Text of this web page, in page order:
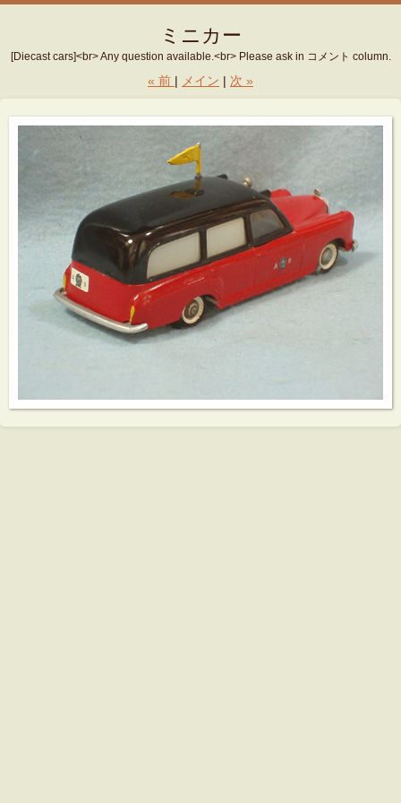
ミニカー
[Diecast cars]<br> Any question available.<br> Please ask in コメント column.
« 前 メイン 次 »